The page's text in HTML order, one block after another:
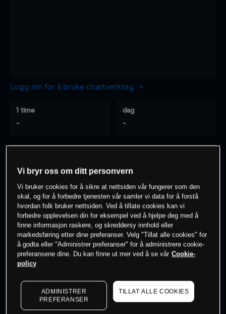
Logg inn for å bruke chartverktøy
1 time
-
dag
-
-
0% av kunder erpå dette instrumentet
Søk om konto
Log in
Vi bryr oss om ditt personvern
Vi bruker cookies for å sikre at nettsiden vår fungerer som den
skal, og for å forbedre tjenesten vår samler vi data for å forstå
hvordan folk bruker nettsiden. Ved å tillate cookies kan vi
forbedre opplevelsen din for eksempel ved å hjelpe deg med å
finne informasjon raskere, og skreddersy innhold eller
markedsføring etter dine preferanser. Velg "Tillat alle cookies" for
å godta eller "Administrer preferanser" for å administrere cookie-
preferansene dine. Du kan finne ut mer ved å se vår Cookie-
policy
ADMINISTRER
PREFERANSER
TILLAT ALLE COOKIES